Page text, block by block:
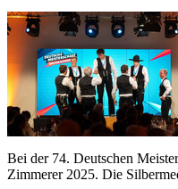
Bei der 74. Deutschen
Zimmerer 2025. Die